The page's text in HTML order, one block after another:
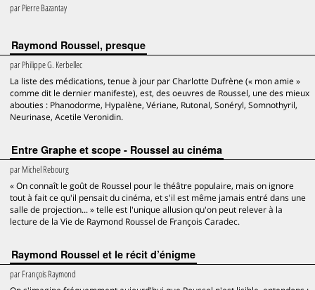
parPierre Bazantay
Raymond Roussel, presque
parPhilippe G. Kerbellec
La liste des médications, tenue à jour par Charlotte Dufrène (« mon amie »
comme dit le dernier manifeste), est, des oeuvres de Roussel, une des mieux
abouties : Phanodorme, Hypalène, Vériane, Rutonal, Sonéryl, Somnothyril,
Neurinase, Acetile Veronidin.
Entre Graphe et scope - Roussel au cinéma
parMichel Rebourg
« On connaît le goût de Roussel pour le théâtre populaire, mais on ignore
tout à fait ce qu'il pensait du cinéma, et s'il est même jamais entré dans une
salle de projection... » telle est l'unique allusion qu'on peut relever à la
lecture de la Vie de Raymond Roussel de François Caradec.
Raymond Roussel et le récit d’énigme
parFrançois Raymond